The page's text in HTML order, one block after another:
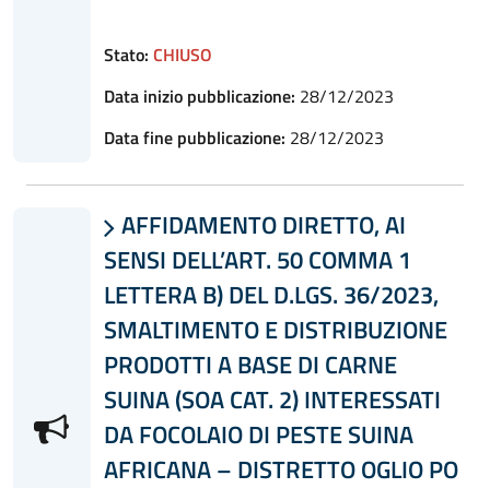
Stato: CHIUSO
Data inizio pubblicazione: 28/12/2023
Data fine pubblicazione: 28/12/2023
 AFFIDAMENTO DIRETTO, AI
SENSI DELL’ART. 50 COMMA 1
LETTERA B) DEL D.LGS. 36/2023,
SMALTIMENTO E DISTRIBUZIONE
PRODOTTI A BASE DI CARNE
SUINA (SOA CAT. 2) INTERESSATI
DA FOCOLAIO DI PESTE SUINA
AFRICANA – DISTRETTO OGLIO PO